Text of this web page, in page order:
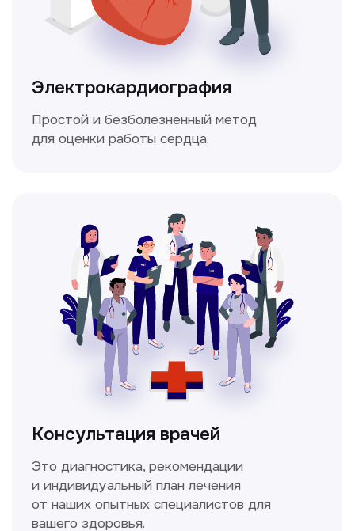
Мультиспиральная
компьютерная томография
Высокоточный метод диагностики,
позволяющий получить детальные
изображения внутренних органов и тканей.